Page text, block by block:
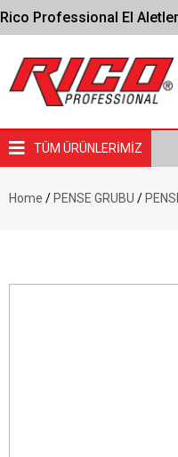
Rico Professional El
TÜM ÜRÜNLERİMİZ
Home /PENSE GRUBU /